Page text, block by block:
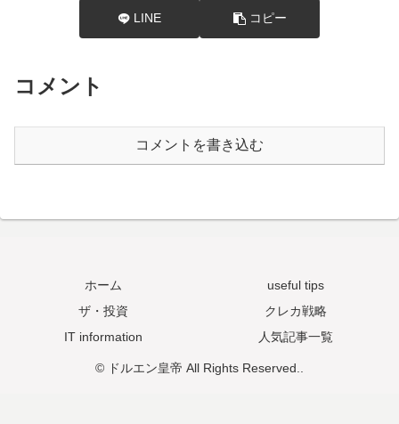
LINE コピー
コメント
コメントを書き込む
ホーム
useful tips
ザ・投資
クレカ戦略
IT information
人気記事一覧
© ドルエン皇帝 All Rights Reserved..